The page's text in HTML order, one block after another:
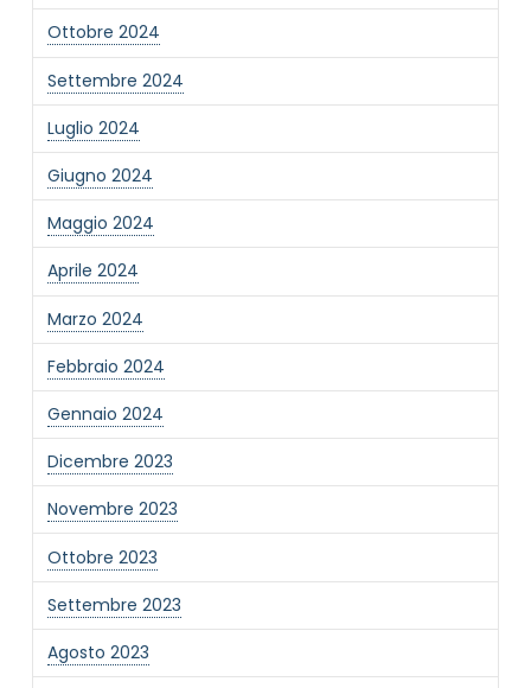
Ottobre 2024
Settembre 2024
Luglio 2024
Giugno 2024
Maggio 2024
Aprile 2024
Marzo 2024
Febbraio 2024
Gennaio 2024
Dicembre 2023
Novembre 2023
Ottobre 2023
Settembre 2023
Agosto 2023